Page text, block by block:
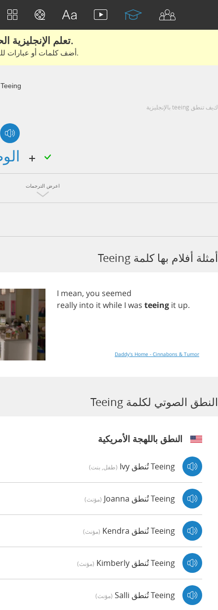
تعلم الإنجليزية الحقيقية من الأفلام والكتب.
أضف كلمات أو عبارات للتعلم والتدريب مع متعلمين آخرين.
Teeing
كيف تنطق teeing بالإنجليزية
اعرض الترجمات
أمثلة أفلام بها كلمة Teeing
I mean, you seemed
really into itwhile I was teeing it up.
Daddy's Home - Cinnabons & Tumor
النطق الصوتي لكلمة Teeing
النطق باللهجة الأمريكية
Teeing تُنطق Ivy (طفل, بنت)
Teeing تُنطق Joanna (مؤنث)
Teeing تُنطق Kendra (مؤنث)
Teeing تُنطق Kimberly (مؤنث)
Teeing تُنطق Salli (مؤنث)